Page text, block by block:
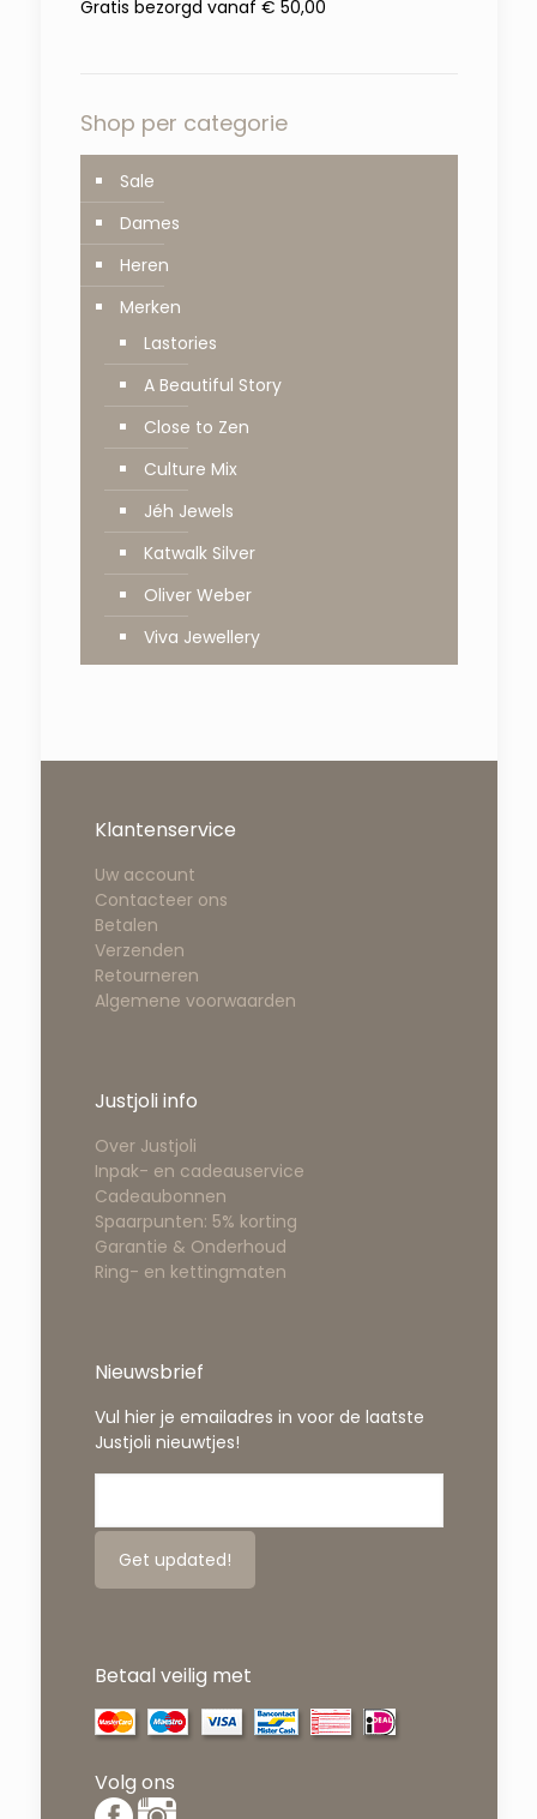
Gratis bezorgd vanaf € 50,00
Shop per categorie
Sale
Dames
Heren
Merken
Lastories
A Beautiful Story
Close to Zen
Culture Mix
Jéh Jewels
Katwalk Silver
Oliver Weber
Viva Jewellery
Klantenservice
Uw account
Contacteer ons
Betalen
Verzenden
Retourneren
Algemene voorwaarden
Justjoli info
Over Justjoli
Inpak- en cadeauservice
Cadeaubonnen
Spaarpunten: 5% korting
Garantie & Onderhoud
Ring- en kettingmaten
Nieuwsbrief
Vul hier je emailadres in voor de laatste
Justjoli nieuwtjes!
Betaal veilig met
Volg ons